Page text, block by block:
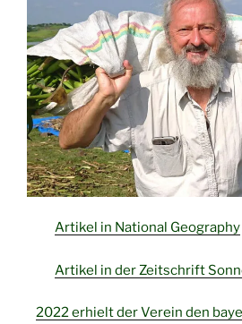
Artikel in National Geography
Artikel in der Zeitschrift
2022 erhielt der Verein den